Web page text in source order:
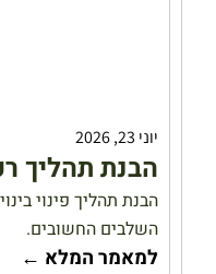
יוני 23, 2026
הבנת תהליך
הבנת תהליך פינוי
השלבים החשובים.
למאמר המלא ←